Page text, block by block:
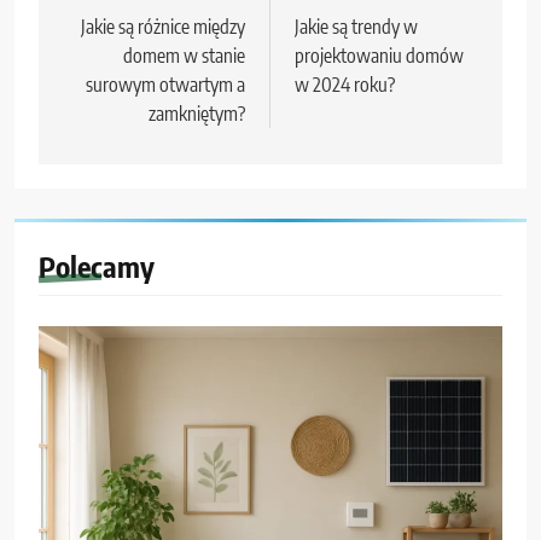
wpisu
Jakie są różnice między
domem w stanie
surowym otwartym a
zamkniętym?
Jakie są trendy w
projektowaniu domów
w 2024 roku?
Polecamy